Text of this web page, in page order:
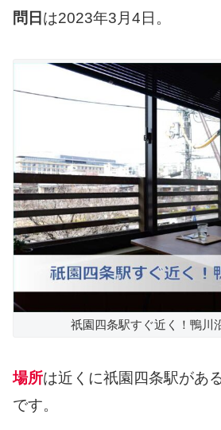
問日 は2023年3月4日。
祇園四条駅すぐ近く！鴨川
場所は近くに祇園四条駅があ
です。